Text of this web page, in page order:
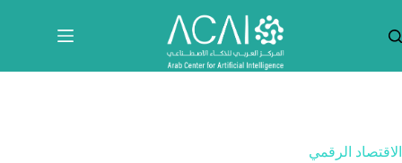
المحتوى
الاقتصاد الرقمي